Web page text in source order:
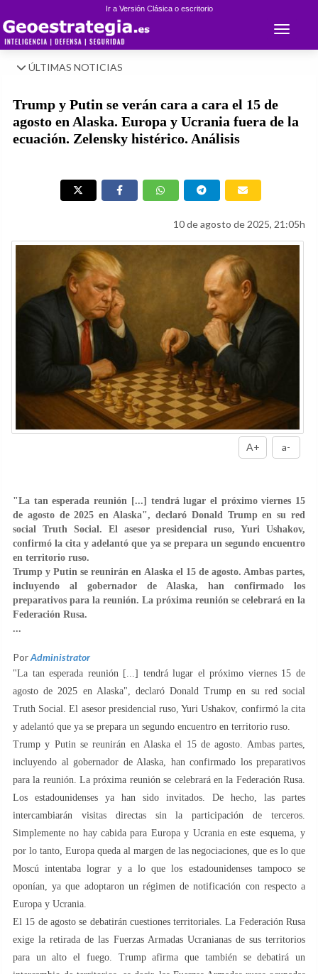
Ir a Versión Clásica o escritorio
Toggle
ÚLTIMAS NOTICIAS
Trump y Putin se verán cara a cara el 15 de
agosto en Alaska. Europa y Ucrania fuera de la
ecuación. Zelensky histérico. Análisis
10 de agosto de 2025, 21:05h
A+ a-
"La tan esperada reunión [...] tendrá lugar el próximo viernes 15
de agosto de 2025 en Alaska", declaró Donald Trump en su red
social Truth Social. El asesor presidencial ruso, Yuri Ushakov,
confirmó la cita y adelantó que ya se prepara un segundo encuentro
en territorio ruso.
Trump y Putin se reunirán en Alaska el 15 de agosto. Ambas partes,
incluyendo al gobernador de Alaska, han confirmado los
preparativos para la reunión. La próxima reunión se celebrará en la
Federación Rusa.
...
PorAdministrator
"La tan esperada reunión [...] tendrá lugar el próximo viernes 15 de
agosto de 2025 en Alaska", declaró Donald Trump en su red social
Truth Social. El asesor presidencial ruso, Yuri Ushakov, confirmó la cita
y adelantó que ya se prepara un segundo encuentro en territorio ruso.
Trump y Putin se reunirán en Alaska el 15 de agosto. Ambas partes,
incluyendo al gobernador de Alaska, han confirmado los preparativos
para la reunión. La próxima reunión se celebrará en la Federación Rusa.
Los estadounidenses ya han sido invitados. De hecho, las partes
intercambiarán visitas directas sin la participación de terceros.
Simplemente no hay cabida para Europa y Ucrania en este esquema, y
por lo tanto, Europa queda al margen de las negociaciones, que es lo que
Moscú intentaba lograr y a lo que los estadounidenses tampoco se
oponían, ya que adoptaron un régimen de notificación con respecto a
Europa y Ucrania.
El 15 de agosto se debatirán cuestiones territoriales. La Federación Rusa
exige la retirada de las Fuerzas Armadas Ucranianas de sus territorios
para un alto el fuego. Trump afirma que también se debatirá un